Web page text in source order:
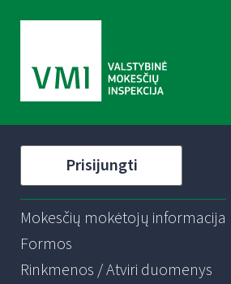
Prisijungti
Mokesčių mokėtojų informacija
Formos
Rinkmenos / Atviri duomenys